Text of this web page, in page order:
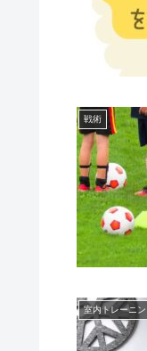
戦術
室内トレーニ